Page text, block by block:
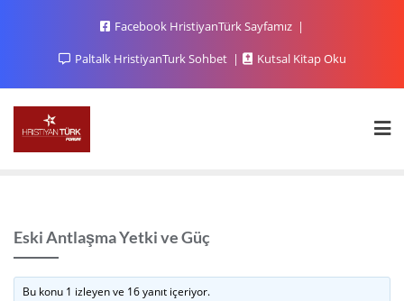
Facebook HristiyanTürk Sayfamız
Paltalk HristiyanTurk Sohbet
Kutsal Kitap Oku
Eski Antlaşma Yetki ve Güç
Bu konu 1 izleyen ve 16 yanıt içeriyor.